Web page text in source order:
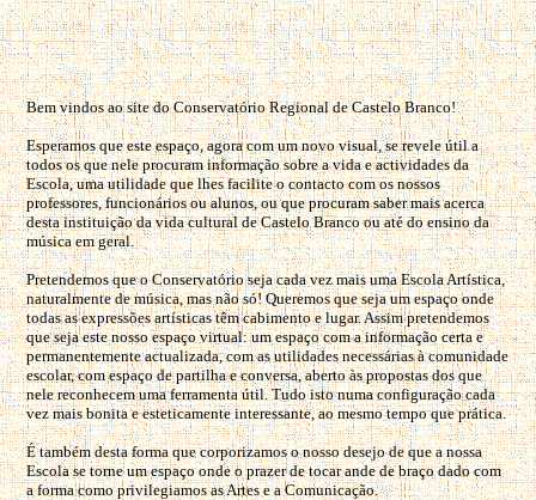
Bem vindos ao site do Conservatório Regional de Castelo Branco!
Esperamos que este espaço, agora com um novo visual, se revele útil a
todos os que nele procuram informação sobre a vida e actividades da
Escola, uma utilidade que lhes facilite o contacto com os nossos
professores, funcionários ou alunos, ou que procuram saber mais acerca
desta instituição da vida cultural de Castelo Branco ou até do ensino da
música em geral.
Pretendemos que o Conservatório seja cada vez mais uma Escola Artística,
naturalmente de música, mas não só! Queremos que seja um espaço onde
todas as expressões artísticas têm cabimento e lugar. Assim pretendemos
que seja este nosso espaço virtual: um espaço com a informação certa e
permanentemente actualizada, com as utilidades necessárias à comunidade
escolar, com espaço de partilha e conversa, aberto às propostas dos que
nele reconhecem uma ferramenta útil. Tudo isto numa configuração cada
vez mais bonita e esteticamente interessante, ao mesmo tempo que prática.
É também desta forma que corporizamos o nosso desejo de que a nossa
Escola se torne um espaço onde o prazer de tocar ande de braço dado com
a forma como privilegiamos as Artes e a Comunicação.